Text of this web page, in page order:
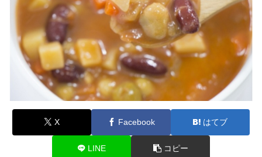
X Facebook はてブ
LINE コピー